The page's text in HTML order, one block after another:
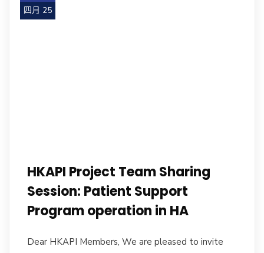
四月 25
HKAPI Project Team Sharing
Session: Patient Support
Program operation in HA
Dear HKAPI Members, We are pleased to invite